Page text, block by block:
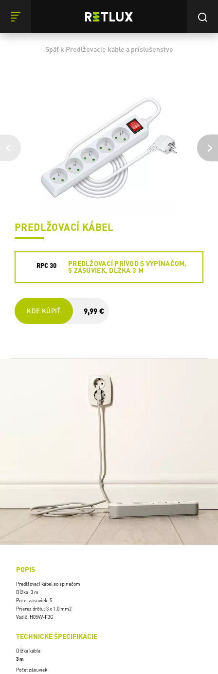
Späť k Predlžovacie káble a príslušenstvo
PREDLŽOVACÍ KÁBEL
RPC 30 PREDLŽOVACÍ PRÍVOD S VYPÍNAČOM,
5 ZÁSUVIEK, DĹŽKA 3 M
KDE KÚPIŤ 9,99 €
POPIS
Predlžovací kábel so spínačom
Dĺžka: 3 m
Počet zásuviek: 5
Prierez drôtu: 3 x 1,0 mm2
Vodič: H05VV-F3G
TECHNICKÉ ŠPECIFIKÁCIE
Dĺžka kábla
3 m
Počet zásuviek